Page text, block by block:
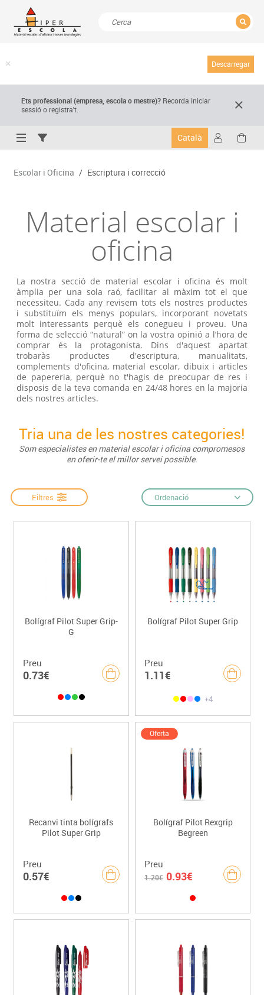
Descarregar
Ets professional (empresa,escola o mestre)? Recorda iniciar
sessió o registra't.
Català
Escolar i Oficina / Escriptura i correcció
Material escolar i
oficina
La nostra secció de material escolar i oficina és molt
àmplia per una sola raó, facilitar al màxim tot el que
necessiteu. Cada any revisem tots els nostres productes
i substituïm els menys populars, incorporant novetats
molt interessants perquè els conegueu i proveu. Una
forma de selecció “natural” on la vostra opinió a l’hora de
comprar és la protagonista. Dins d'aquest apartat
trobaràs productes d'escriptura, manualitats,
complements d'oficina, material escolar, dibuix i articles
de papereria, perquè no t'hagis de preocupar de res i
disposis de la teva comanda en 24/48 hores en la majoria
dels nostres articles.
Tria una de les nostres categories!
Som especialistes en material escolar i oficina compromesos
en oferir-te el millor servei possible.
Filtres Ordenació
Bolígraf Pilot Super Grip-
G
Preu
0.73€
Bolígraf Pilot Super Grip
Preu
1.11€
+4
Recanvi tinta bolígrafs
Pilot Super Grip
Preu
0.57€
Oferta
Bolígraf Pilot Rexgrip
Begreen
Preu
1.20€ 0.93€